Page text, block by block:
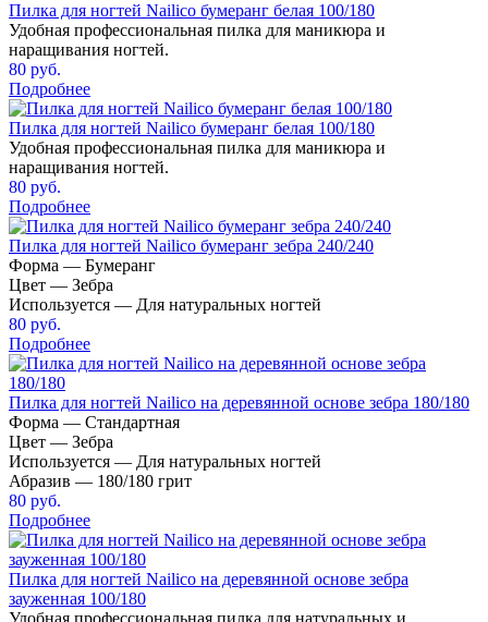
Пилка для ногтей Nailico бумеранг белая 100/180
Удобная профессиональная пилка для маникюра и
наращивания ногтей.
80 руб.
Подробнее
Пилка для ногтей Nailico бумеранг белая 100/180
Удобная профессиональная пилка для маникюра и
наращивания ногтей.
80 руб.
Подробнее
Пилка для ногтей Nailico бумеранг зебра 240/240
Форма — Бумеранг
Цвет — Зебра
Используется — Для натуральных ногтей
80 руб.
Подробнее
Пилка для ногтей Nailico на деревянной основе зебра 180/180
Форма — Стандартная
Цвет — Зебра
Используется — Для натуральных ногтей
Абразив — 180/180 грит
80 руб.
Подробнее
Пилка для ногтей Nailico на деревянной основе зебра
зауженная 100/180